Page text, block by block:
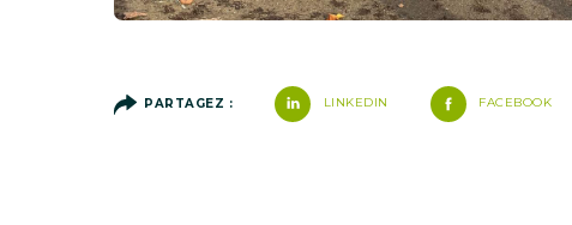
PARTAGEZ : LINKEDIN FACEBOOK